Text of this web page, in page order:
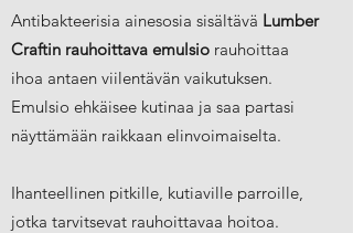
Antibakteerisia ainesosia sisältävä Lumber
Craftin rauhoittava emulsio rauhoittaa
ihoa antaen viilentävän vaikutuksen.
Emulsio ehkäisee kutinaa ja saa partasi
näyttämään raikkaan elinvoimaiselta.
Ihanteellinen pitkille, kutiaville parroille,
jotka tarvitsevat rauhoittavaa hoitoa.